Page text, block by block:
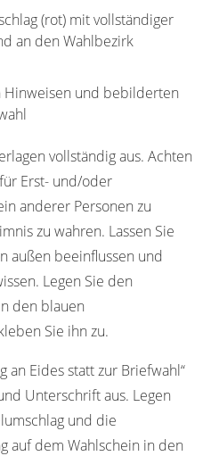
(rot) mit vollständiger
an den Wahlbezirk
und bebilderten
vollständig aus. Achten
Erst- und/oder
anderer Personen zu
zu wahren. Lassen Sie
außen beeinflussen und
Legen Sie den
den blauen
Sie ihn zu.
an Eides statt zur Briefwahl“
Unterschrift aus. Legen
und die
auf dem Wahlschein in den